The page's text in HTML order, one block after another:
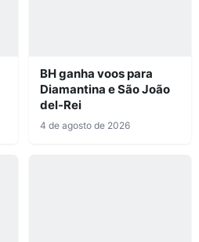
BH ganha voos para
Diamantina e São João
del-Rei
4 de agosto de 2026